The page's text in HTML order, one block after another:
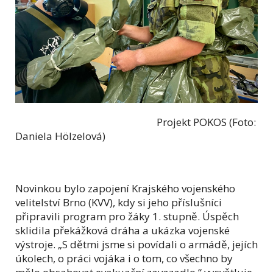
Projekt POKOS (Foto:
Daniela Hölzelová)
Novinkou bylo zapojení Krajského vojenského
velitelství Brno (KVV), kdy si jeho příslušníci
připravili program pro žáky 1. stupně. Úspěch
sklidila překážková dráha a ukázka vojenské
výstroje. „S dětmi jsme si povídali o armádě, jejích
úkolech, o práci vojáka i o tom, co všechno by